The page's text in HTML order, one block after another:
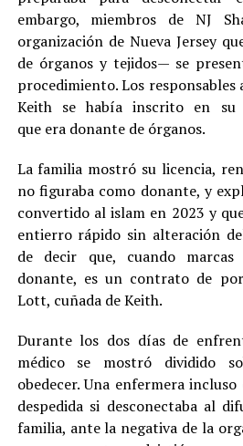
embargo, miembros de NJ
organización de Nueva Jersey
de órganos y tejidos— se
procedimiento. Los
Keith se había inscrito en su
que era donante de órganos.
La familia mostró su licencia,
no figuraba como donante, y
convertido al islam en 2023 y
entierro rápido sin alteración
de decir que, cuando
donante, es un contrato de
Lott, cuñada de Keith.
Durante los dos días de
médico se mostró dividido
obedecer. Una enfermera
despedida si desconectaba al
familia, ante la negativa de la